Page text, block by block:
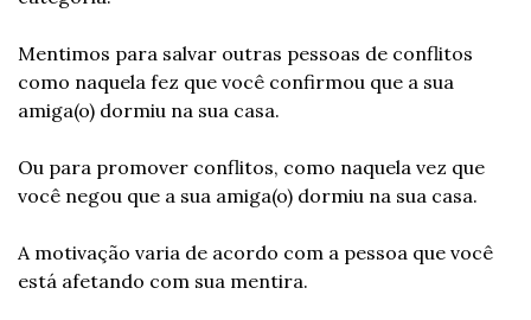
Mentimos para salvar outras pessoas de conflitos
como naquela fez que você confirmou que a sua
amiga(o) dormiu na sua casa.
Ou para promover conflitos, como naquela vez que
você negou que a sua amiga(o) dormiu na sua casa.
A motivação varia de acordo com a pessoa que você
está afetando com sua mentira.